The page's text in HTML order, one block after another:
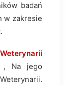
badań
w zakresie
, Na jego